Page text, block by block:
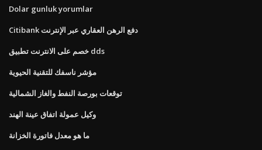
Dolar gunluk yorumlar
Citibank دفع الرهن العقاري عبر الإنترنت
خصم على الانترنت تطبيق dds
مؤشر ناسفك للتقنية الحيوية
توقعات بورصة النفط والغاز الشمالية
وكيل عمولة اتفاق عينة الهند
ما هو معدل فاتورة الخزانة